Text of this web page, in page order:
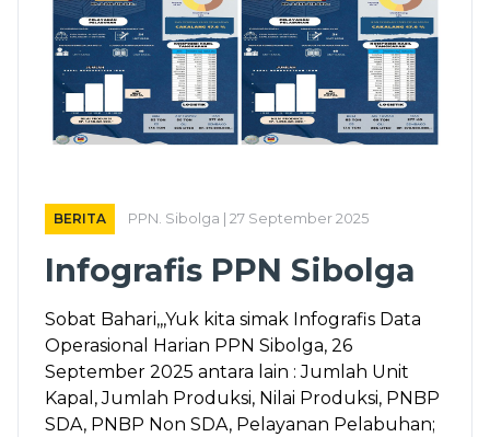
BERITA PPN. Sibolga | 27 September 2025
Infografis PPN Sibolga
Sobat Bahari,,,Yuk kita simak Infografis Data
Operasional Harian PPN Sibolga, 26
September 2025 antara lain : Jumlah Unit
Kapal, Jumlah Produksi, Nilai Produksi, PNBP
SDA, PNBP Non SDA, Pelayanan Pelabuhan;